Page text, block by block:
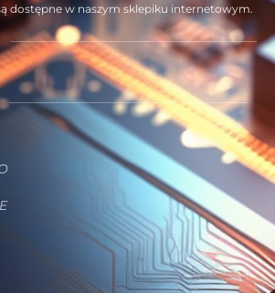
dostępne w naszym sklepiku internetowym.